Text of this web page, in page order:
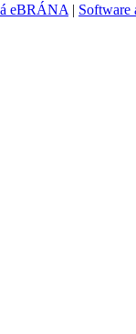
eBRÁNA | Software